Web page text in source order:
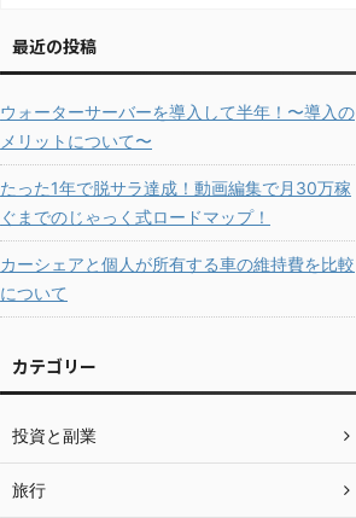
最近の投稿
ウォーターサーバーを導入して半年！〜導入の
メリットについて〜
たった1年で脱サラ達成！動画編集で月30万稼
ぐまでのじゃっく式ロードマップ！
カーシェアと個人が所有する車の維持費を比較
について
カテゴリー
投資と副業
旅行